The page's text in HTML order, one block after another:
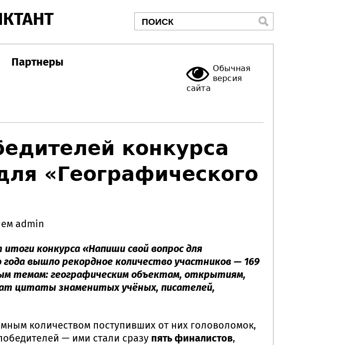
ПОИСК
Обычная
версия
сайта
Партнеры
конкурса
«Географического
admin
конкурса «Напиши свой вопрос для
вышло рекордное количество участников — 169
темам: географическим объектам, открытиям,
цитаты знаменитых учёных, писателей,
количеством поступивших от них головоломок,
— ими стали сразу пять финалистов,